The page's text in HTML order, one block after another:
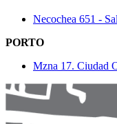
Necochea 651 -
PORTO
Mzna 17. Ciudad